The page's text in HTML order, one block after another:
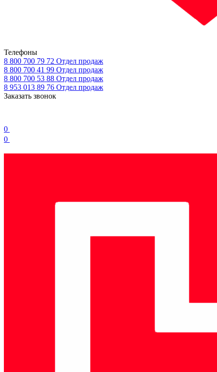
Телефоны
8 800 700 79 72 Отдел продаж
8 800 700 41 99 Отдел продаж
8 800 700 53 88 Отдел продаж
8 953 013 89 76 Отдел продаж
Заказать звонок
0
0